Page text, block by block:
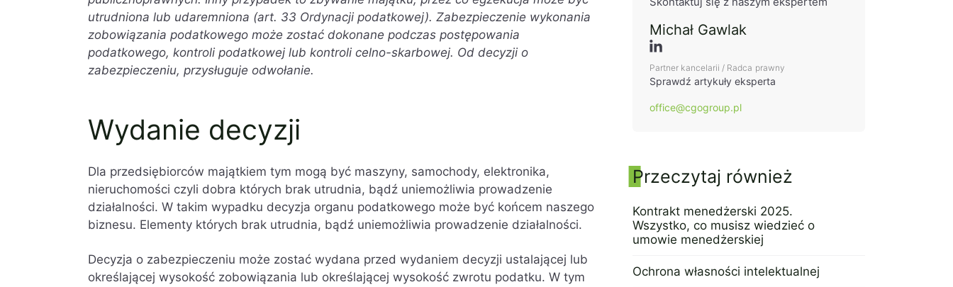
utrudniona lub udaremniona (art. 33 Ordynacji podatkowej). Zabezpieczenie wykonania
zobowiązania podatkowego może zostać dokonane podczas postępowania
podatkowego, kontroli podatkowej lub kontroli celno-skarbowej. Od decyzji o
zabezpieczeniu, przysługuje odwołanie.
Wydanie decyzji
Dla przedsiębiorców majątkiem tym mogą być maszyny, samochody, elektronika,
nieruchomości czyli dobra których brak utrudnia, bądź uniemożliwia prowadzenie
działalności. W takim wypadku decyzja organu podatkowego może być końcem naszego
biznesu. Elementy których brak utrudnia, bądź uniemożliwia prowadzenie działalności.
Decyzja o zabezpieczeniu może zostać wydana przed wydaniem decyzji ustalającej lub
określającej wysokość zobowiązania lub określającej wysokość zwrotu podatku. W tym
Michał Gawlak
Partner kancelarii / Radca prawny
Sprawdź artykuły eksperta
office@cgogroup.pl
Przeczytaj również
Kontrakt menedżerski 2025.
Wszystko, co musisz wiedzieć o
umowie menedżerskiej
Ochrona własności intelektualnej